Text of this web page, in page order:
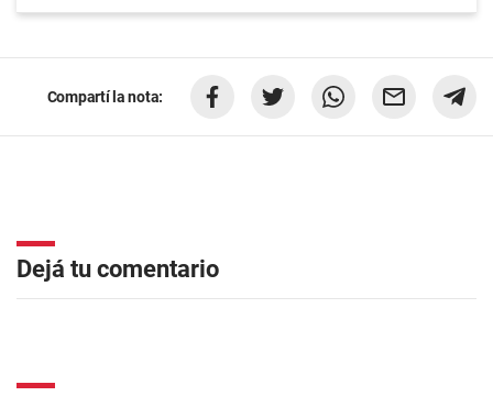
Compartí la nota:
Dejá tu comentario